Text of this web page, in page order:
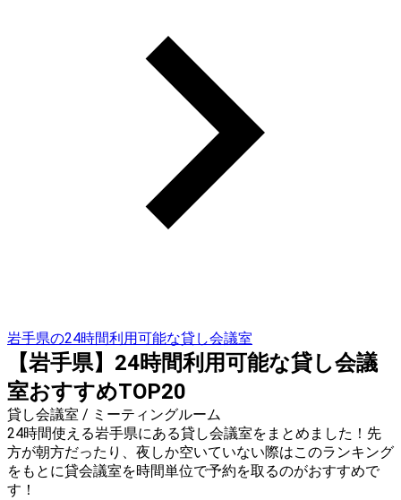
岩手県の24時間利用可能な貸し会議室
【岩手県】24時間利用可能な貸し会議
室おすすめTOP20
貸し会議室 / ミーティングルーム
24時間使える岩手県にある貸し会議室をまとめました！先
方が朝方だったり、夜しか空いていない際はこのランキング
をもとに貸会議室を時間単位で予約を取るのがおすすめで
す！